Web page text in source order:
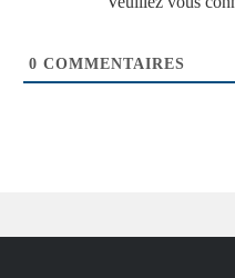
0 COMMENTAIRES